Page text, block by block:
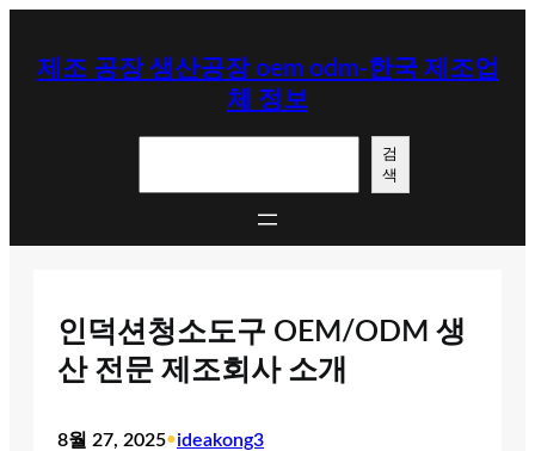
제조 공장 생산공장 oem odm-한국 제조업
체 정보
검
색
인덕션청소도구 OEM/ODM 생
산 전문 제조회사 소개
8월 27, 2025•ideakong3